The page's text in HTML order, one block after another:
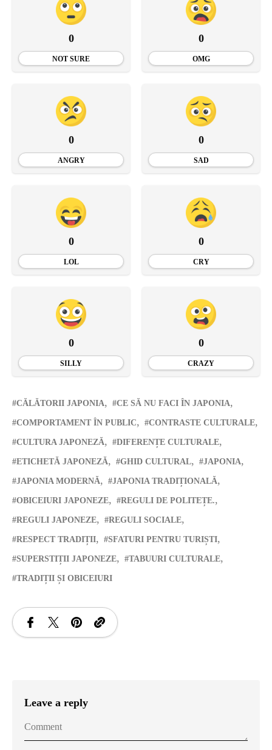
0
NOT SURE
0
OMG
0
ANGRY
0
SAD
0
LOL
0
CRY
0
SILLY
0
CRAZY
CĂLĂTORII JAPONIA CE SĂ NU FACI ÎN JAPONIA
COMPORTAMENT ÎN PUBLIC CONTRASTE CULTURALE
CULTURA JAPONEZĂ DIFERENȚE CULTURALE
ETICHETĂ JAPONEZĂ GHID CULTURAL JAPONIA
JAPONIA MODERNĂ JAPONIA TRADIȚIONALĂ
OBICEIURI JAPONEZE REGULI DE POLITEȚE.
REGULI JAPONEZE REGULI SOCIALE
RESPECT TRADIȚII SFATURI PENTRU TURIȘTI
SUPERSTIȚII JAPONEZE TABUURI CULTURALE
TRADIȚII ȘI OBICEIURI
Leave a reply